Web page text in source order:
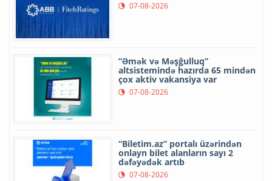
07-08-2026
“Əmək və Məşğulluq”
altsistemində hazırda 65 mindən
çox aktiv vakansiya var
07-08-2026
“Biletim.az” portalı üzərindən
onlayn bilet alanların sayı 2
dəfəyədək artıb
07-08-2026